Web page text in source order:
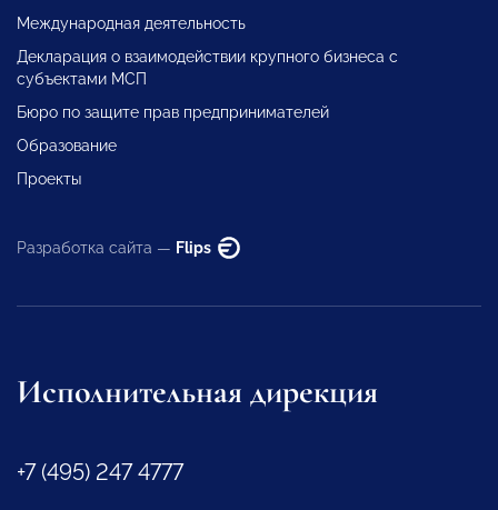
Международная деятельность
Декларация о взаимодействии крупного бизнеса с
субъектами МСП
Бюро по защите прав предпринимателей
Образование
Проекты
Разработка сайта — Flips
Исполнительная дирекция
+7 (495) 247 4777